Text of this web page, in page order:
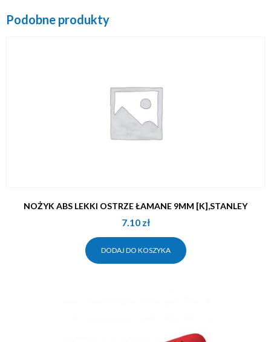
Podobne produkty
NOŻYK ABS LEKKI OSTRZE ŁAMANE 9MM [K],STANLEY
7.10 zł
DODAJ DO KOSZYKA